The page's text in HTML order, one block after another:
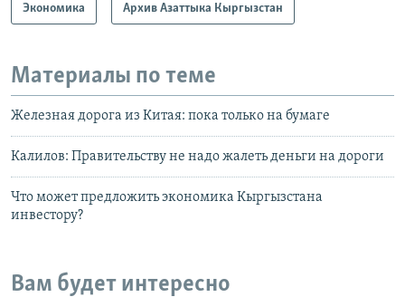
Экономика Архив Азаттыка Кыргызстан
Материалы по теме
Железная дорога из Китая: пока только на бумаге
Калилов: Правительству не надо жалеть деньги на дороги
Что может предложить экономика Кыргызстана
инвестору?
Вам будет интересно